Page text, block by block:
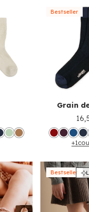
Bestseller
Grain
+1
Bestseller